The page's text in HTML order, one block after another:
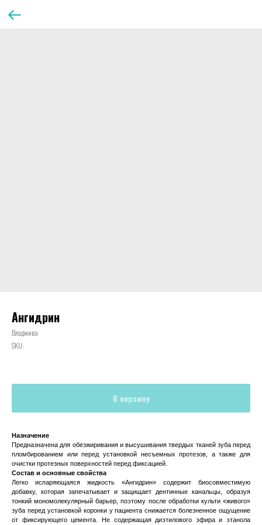
Ангидрин
Владмива
SKU:
В корзину
Назначение
Предназначена для обезжиривания и высушивания твердых тканей зуба перед
пломбированием или перед установкой несъемных протезов, а также для
очистки протезных поверхностей перед фиксацией.
Состав и основные свойства
Легко испаряющаяся жидкость «Ангидрин» содержит биосовместимую
добавку, которая запечатывает и защищает дентинные канальцы, образуя
тонкий мономолекулярный барьер, поэтому после обработки культи «живого»
зуба перед установкой коронки у пациента снижается болезненное ощущение
от фиксирующего цемента. Не содержащая диэтилового эфира и этанола